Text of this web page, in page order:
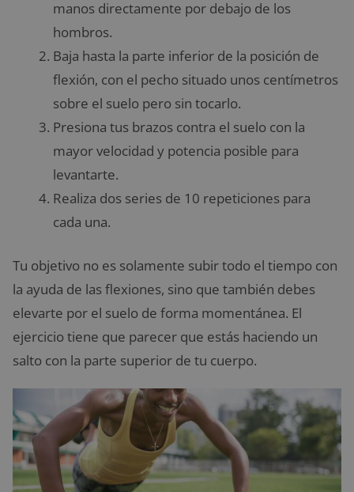
manos directamente por debajo de los
hombros.
Baja hasta la parte inferior de la posición de
flexión, con el pecho situado unos centímetros
sobre el suelo pero sin tocarlo.
Presiona tus brazos contra el suelo con la
mayor velocidad y potencia posible para
levantarte.
Realiza dos series de 10 repeticiones para
cada una.
Tu objetivo no es solamente subir todo el tiempo con
la ayuda de las flexiones, sino que también debes
elevarte por el suelo de forma momentánea. El
ejercicio tiene que parecer que estás haciendo un
salto con la parte superior de tu cuerpo.